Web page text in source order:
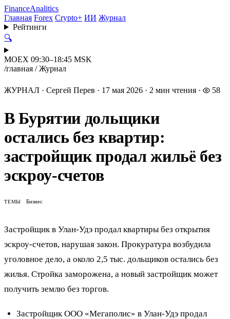
FinanceAnalitics
Главная Forex Crypto+ ИИ Журнал
Рейтинги
🔍
MOEX 09:30–18:45 MSK
/главная / Журнал
ЖУРНАЛ · Сергей Перев · 17 мая 2026 · 2 мин чтения · 58
В Бурятии дольщики
остались без квартир:
застройщик продал жильё без
эскроу-счетов
ТЕМЫ Бизнес
Застройщик в Улан-Удэ продал квартиры без открытия
эскроу-счетов, нарушая закон. Прокуратура возбудила
уголовное дело, а около 2,5 тыс. дольщиков остались без
жилья. Стройка заморожена, а новый застройщик может
получить землю без торгов.
Застройщик ООО «Мегаполис» в Улан-Удэ продал